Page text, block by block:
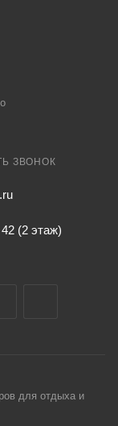
ЗВОНОК
(2 этаж)
для отдыха и